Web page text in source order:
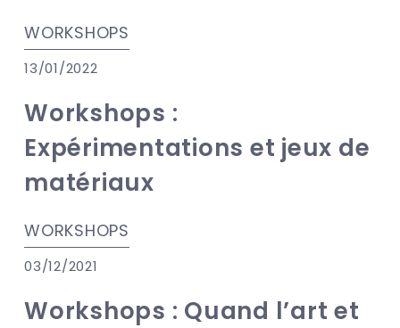
WORKSHOPS
13/01/2022
Workshops :
Expérimentations et jeux de
matériaux
WORKSHOPS
03/12/2021
Workshops : Quand l’art et